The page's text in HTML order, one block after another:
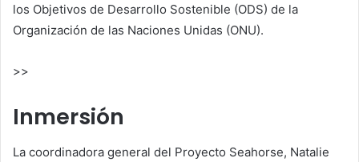
los Objetivos de Desarrollo Sostenible (ODS) de la
Organización de las Naciones Unidas (ONU).
>>
Inmersión
La coordinadora general del Proyecto Seahorse, Natalie